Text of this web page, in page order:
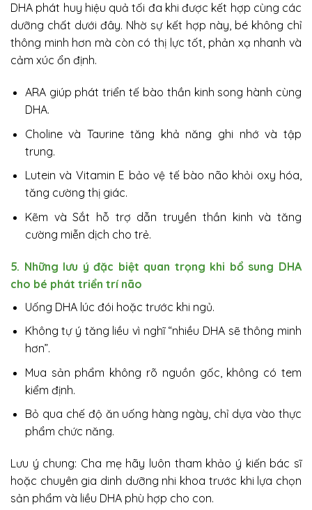
DHA phát huy hiệu quả tối đa khi được kết hợp cùng các
dưỡng chất dưới đây. Nhờ sự kết hợp này, bé không chỉ
thông minh hơn mà còn có thị lực tốt, phản xạ nhanh và
cảm xúc ổn định.
ARA giúp phát triển tế bào thần kinh song hành cùng
DHA.
Choline và Taurine tăng khả năng ghi nhớ và tập
trung.
Lutein và Vitamin E bảo vệ tế bào não khỏi oxy hóa,
tăng cường thị giác.
Kẽm và Sắt hỗ trợ dẫn truyền thần kinh và tăng
cường miễn dịch cho trẻ.
5. Những lưu ý đặc biệt quan trọng khi bổ sung DHA
cho bé phát triển trí não
Uống DHA lúc đói hoặc trước khi ngủ.
Không tự ý tăng liều vì nghĩ “nhiều DHA sẽ thông minh
hơn”.
Mua sản phẩm không rõ nguồn gốc, không có tem
kiểm định.
Bỏ qua chế độ ăn uống hàng ngày, chỉ dựa vào thực
phẩm chức năng.
Lưu ý chung: Cha mẹ hãy luôn tham khảo ý kiến bác sĩ
hoặc chuyên gia dinh dưỡng nhi khoa trước khi lựa chọn
sản phẩm và liều DHA phù hợp cho con.